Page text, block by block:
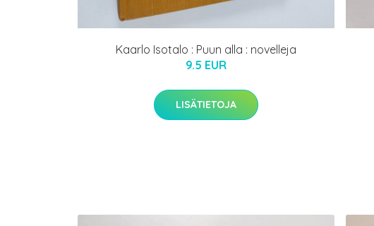
Kaarlo Isotalo : Puun alla : novelleja
9.5 EUR
LISÄTIETOJA